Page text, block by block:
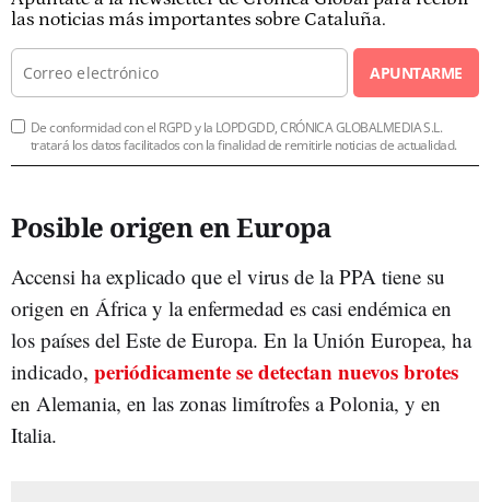
las noticias más importantes sobre Cataluña.
APUNTARME
De conformidad con el RGPD y la LOPDGDD, CRÓNICA GLOBALMEDIA S.L.
tratará los datos facilitados con la finalidad de remitirle noticias de actualidad.
Posible origen en Europa
Accensi ha explicado que el virus de la PPA tiene su
origen en África y la enfermedad es casi endémica en
los países del Este de Europa. En la Unión Europea, ha
indicado, periódicamente se detectan nuevos brotes
en Alemania, en las zonas limítrofes a Polonia, y en
Italia.